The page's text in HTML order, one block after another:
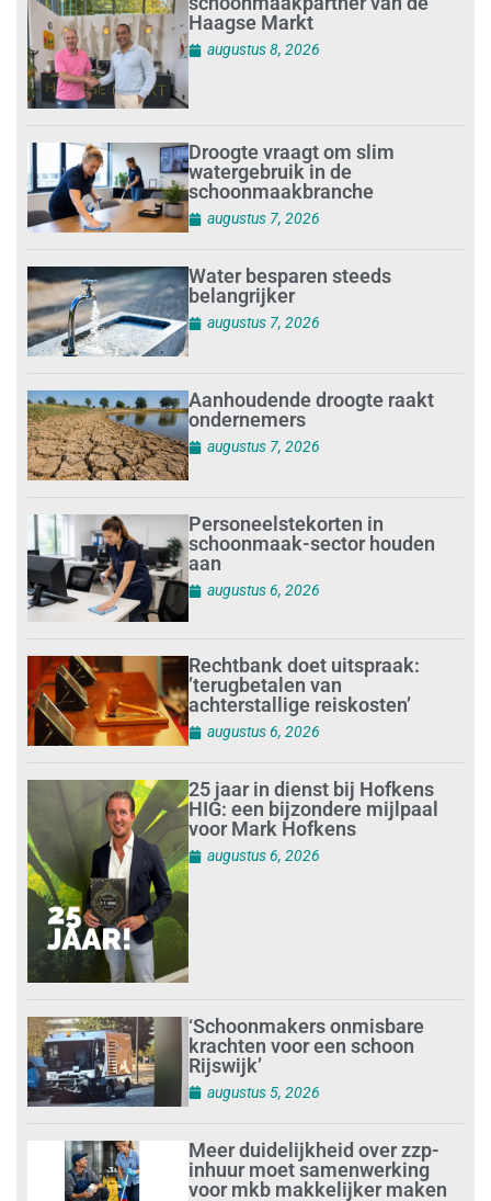
Haagse Markt
augustus 8, 2026
Droogte vraagt om slim
watergebruik in de
schoonmaakbranche
augustus 7, 2026
Water besparen steeds
belangrijker
augustus 7, 2026
Aanhoudende droogte raakt
ondernemers
augustus 7, 2026
Personeelstekorten in
schoonmaak-sector houden
aan
augustus 6, 2026
Rechtbank doet uitspraak:
’terugbetalen van
achterstallige reiskosten’
augustus 6, 2026
25 jaar in dienst bij Hofkens
HIG: een bijzondere mijlpaal
voor Mark Hofkens
augustus 6, 2026
‘Schoonmakers onmisbare
krachten voor een schoon
Rijswijk’
augustus 5, 2026
Meer duidelijkheid over zzp-
inhuur moet samenwerking
voor mkb makkelijker maken